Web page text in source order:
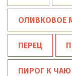
ОЛИВКОВОЕ
ПЕРЕЦ
ПИРОГ К ЧАЮ